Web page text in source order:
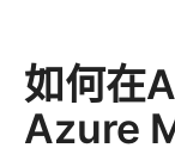
如何在
Azure